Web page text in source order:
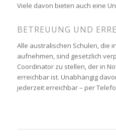
Viele davon bieten auch eine
BETREUUNG UND
Alle australischen Schulen, die
aufnehmen, sind gesetzlich
Coordinator zu stellen, der in
erreichbar ist. Unabhängig
jederzeit erreichbar – per